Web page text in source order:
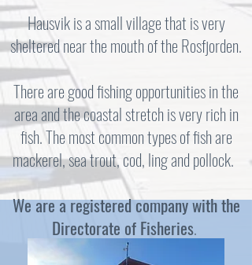
Hausvik is a small village that is very
sheltered near the mouth of the Rosfjorden.
There are good fishing opportunities in the
area and the coastal stretch is very rich in
fish. The most common types of fish are
mackerel, sea trout, cod, ling and pollock.
We are a registered company with the
Directorate of Fisheries.